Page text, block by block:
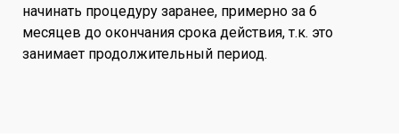
начинать процедуру заранее, примерно за 6
месяцев до окончания срока действия, т.к. это
занимает продолжительный период.